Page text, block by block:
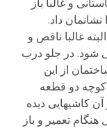
و غالبا باز
داد.
غالبا ناقص و
شود. در جلو درب
از این
کوچه دو قطعه
کاشیهایی دیده
تعمیر و باز